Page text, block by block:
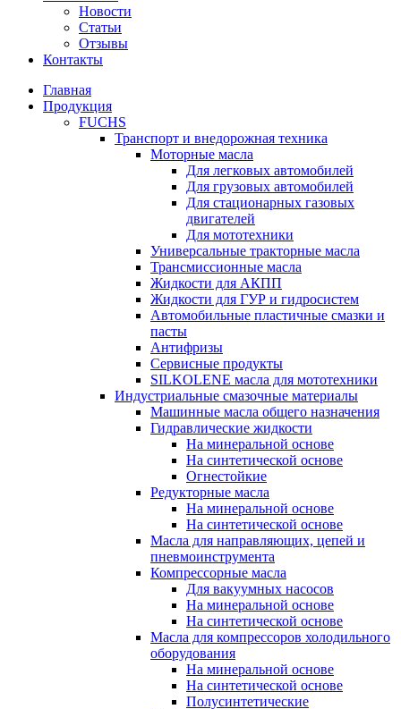
Новости
Статьи
Отзывы
Контакты
Главная
Продукция
FUCHS
Транспорт и внедорожная техника
Моторные масла
Для легковых автомобилей
Для грузовых автомобилей
Для стационарных газовых
двигателей
Для мототехники
Универсальные тракторные масла
Трансмиссионные масла
Жидкости для АКПП
Жидкости для ГУР и гидросистем
Автомобильные пластичные смазки и
пасты
Антифризы
Сервисные продукты
SILKOLENE масла для мототехники
Индустриальные смазочные материалы
Машинные масла общего назначения
Гидравлические жидкости
На минеральной основе
На синтетической основе
Огнестойкие
Редукторные масла
На минеральной основе
На синтетической основе
Масла для направляющих, цепей и
пневмоинструмента
Компрессорные масла
Для вакуумных насосов
На минеральной основе
На синтетической основе
Масла для компрессоров холодильного
оборудования
На минеральной основе
На синтетической основе
Полусинтетические